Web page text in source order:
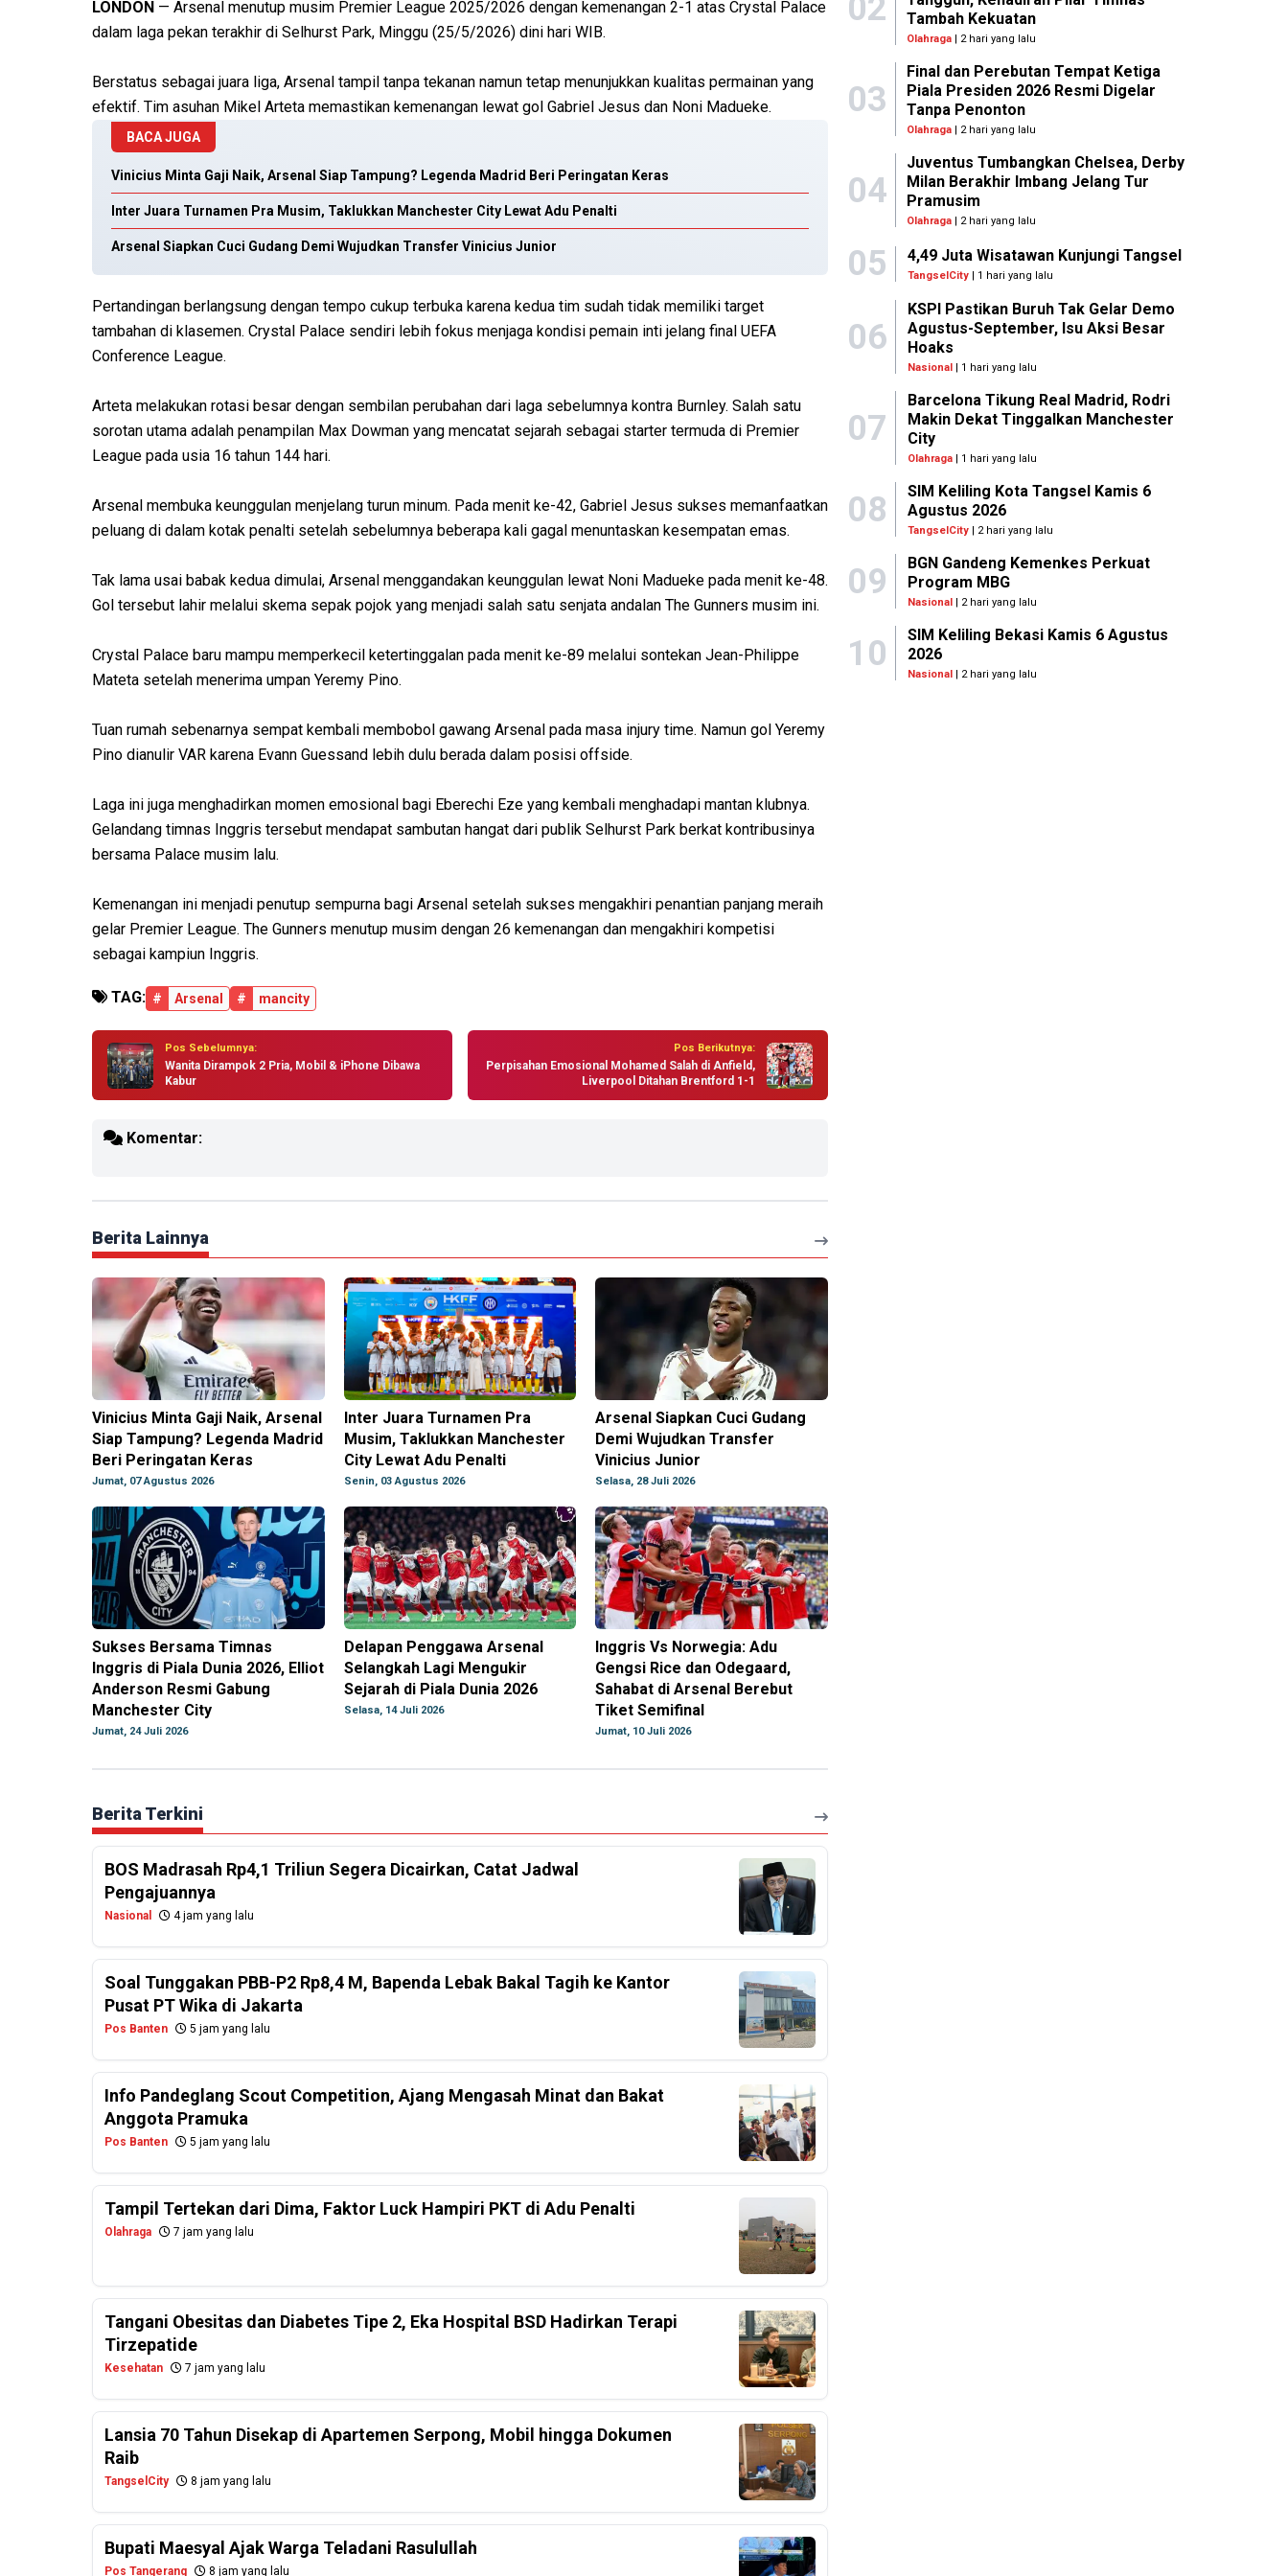
LONDON — Arsenal menutup musim Premier League 2025/2026 dengan kemenangan 2-1 atas Crystal Palace
dalam laga pekan terakhir di Selhurst Park, Minggu (25/5/2026) dini hari WIB.
Berstatus sebagai juara liga, Arsenal tampil tanpa tekanan namun tetap menunjukkan kualitas permainan yang
efektif. Tim asuhan Mikel Arteta memastikan kemenangan lewat gol Gabriel Jesus dan Noni Madueke.
BACA JUGA
Vinicius Minta Gaji Naik, Arsenal Siap Tampung? Legenda Madrid Beri Peringatan Keras
Inter Juara Turnamen Pra Musim, Taklukkan Manchester City Lewat Adu Penalti
Arsenal Siapkan Cuci Gudang Demi Wujudkan Transfer Vinicius Junior
Pertandingan berlangsung dengan tempo cukup terbuka karena kedua tim sudah tidak memiliki target
tambahan di klasemen. Crystal Palace sendiri lebih fokus menjaga kondisi pemain inti jelang final UEFA
Conference League.
Arteta melakukan rotasi besar dengan sembilan perubahan dari laga sebelumnya kontra Burnley. Salah satu
sorotan utama adalah penampilan Max Dowman yang mencatat sejarah sebagai starter termuda di Premier
League pada usia 16 tahun 144 hari.
Arsenal membuka keunggulan menjelang turun minum. Pada menit ke-42, Gabriel Jesus sukses memanfaatkan
peluang di dalam kotak penalti setelah sebelumnya beberapa kali gagal menuntaskan kesempatan emas.
Tak lama usai babak kedua dimulai, Arsenal menggandakan keunggulan lewat Noni Madueke pada menit ke-48.
Gol tersebut lahir melalui skema sepak pojok yang menjadi salah satu senjata andalan The Gunners musim ini.
Crystal Palace baru mampu memperkecil ketertinggalan pada menit ke-89 melalui sontekan Jean-Philippe
Mateta setelah menerima umpan Yeremy Pino.
Tuan rumah sebenarnya sempat kembali membobol gawang Arsenal pada masa injury time. Namun gol Yeremy
Pino dianulir VAR karena Evann Guessand lebih dulu berada dalam posisi offside.
Laga ini juga menghadirkan momen emosional bagi Eberechi Eze yang kembali menghadapi mantan klubnya.
Gelandang timnas Inggris tersebut mendapat sambutan hangat dari publik Selhurst Park berkat kontribusinya
bersama Palace musim lalu.
Kemenangan ini menjadi penutup sempurna bagi Arsenal setelah sukses mengakhiri penantian panjang meraih
gelar Premier League. The Gunners menutup musim dengan 26 kemenangan dan mengakhiri kompetisi
sebagai kampiun Inggris.
TAG: # Arsenal # mancity
Pos Sebelumnya:
Wanita Dirampok 2 Pria, Mobil & iPhone Dibawa
Kabur
Pos Berikutnya:
Perpisahan Emosional Mohamed Salah di Anfield,
Liverpool Ditahan Brentford 1-1
Komentar:
Berita Lainnya
Vinicius Minta Gaji Naik, Arsenal
Siap Tampung? Legenda Madrid
Beri Peringatan Keras
Jumat, 07 Agustus 2026
Inter Juara Turnamen Pra
Musim, Taklukkan Manchester
City Lewat Adu Penalti
Senin, 03 Agustus 2026
Arsenal Siapkan Cuci Gudang
Demi Wujudkan Transfer
Vinicius Junior
Selasa, 28 Juli 2026
Sukses Bersama Timnas
Inggris di Piala Dunia 2026, Elliot
Anderson Resmi Gabung
Manchester City
Jumat, 24 Juli 2026
Delapan Penggawa Arsenal
Selangkah Lagi Mengukir
Sejarah di Piala Dunia 2026
Selasa, 14 Juli 2026
Inggris Vs Norwegia: Adu
Gengsi Rice dan Odegaard,
Sahabat di Arsenal Berebut
Tiket Semifinal
Jumat, 10 Juli 2026
Berita Terkini
BOS Madrasah Rp4,1 Triliun Segera Dicairkan, Catat Jadwal
Pengajuannya
Nasional 4 jam yang lalu
Soal Tunggakan PBB-P2 Rp8,4 M, Bapenda Lebak Bakal Tagih ke Kantor
Pusat PT Wika di Jakarta
Pos Banten 5 jam yang lalu
Info Pandeglang Scout Competition, Ajang Mengasah Minat dan Bakat
Anggota Pramuka
Pos Banten 5 jam yang lalu
Tampil Tertekan dari Dima, Faktor Luck Hampiri PKT di Adu Penalti
Olahraga 7 jam yang lalu
Tangani Obesitas dan Diabetes Tipe 2, Eka Hospital BSD Hadirkan Terapi
Tirzepatide
Kesehatan 7 jam yang lalu
Lansia 70 Tahun Disekap di Apartemen Serpong, Mobil hingga Dokumen
Raib
TangselCity 8 jam yang lalu
Bupati Maesyal Ajak Warga Teladani Rasulullah
Pos Tangerang 8 jam yang lalu
02
Tambah Kekuatan
Olahraga | 2 hari yang lalu
03
Final dan Perebutan Tempat Ketiga
Piala Presiden 2026 Resmi Digelar
Tanpa Penonton
Olahraga | 2 hari yang lalu
04
Juventus Tumbangkan Chelsea, Derby
Milan Berakhir Imbang Jelang Tur
Pramusim
Olahraga | 2 hari yang lalu
05 4,49 Juta Wisatawan Kunjungi Tangsel
TangselCity | 1 hari yang lalu
06
KSPI Pastikan Buruh Tak Gelar Demo
Agustus-September, Isu Aksi Besar
Hoaks
Nasional | 1 hari yang lalu
07
Barcelona Tikung Real Madrid, Rodri
Makin Dekat Tinggalkan Manchester
City
Olahraga| 1 hari yang lalu
08
SIM Keliling Kota Tangsel Kamis 6
Agustus 2026
TangselCity| 2 hari yang lalu
09
BGN Gandeng Kemenkes Perkuat
Program MBG
Nasional | 2 hari yang lalu
10
SIM Keliling Bekasi Kamis 6 Agustus
2026
Nasional | 2 hari yang lalu